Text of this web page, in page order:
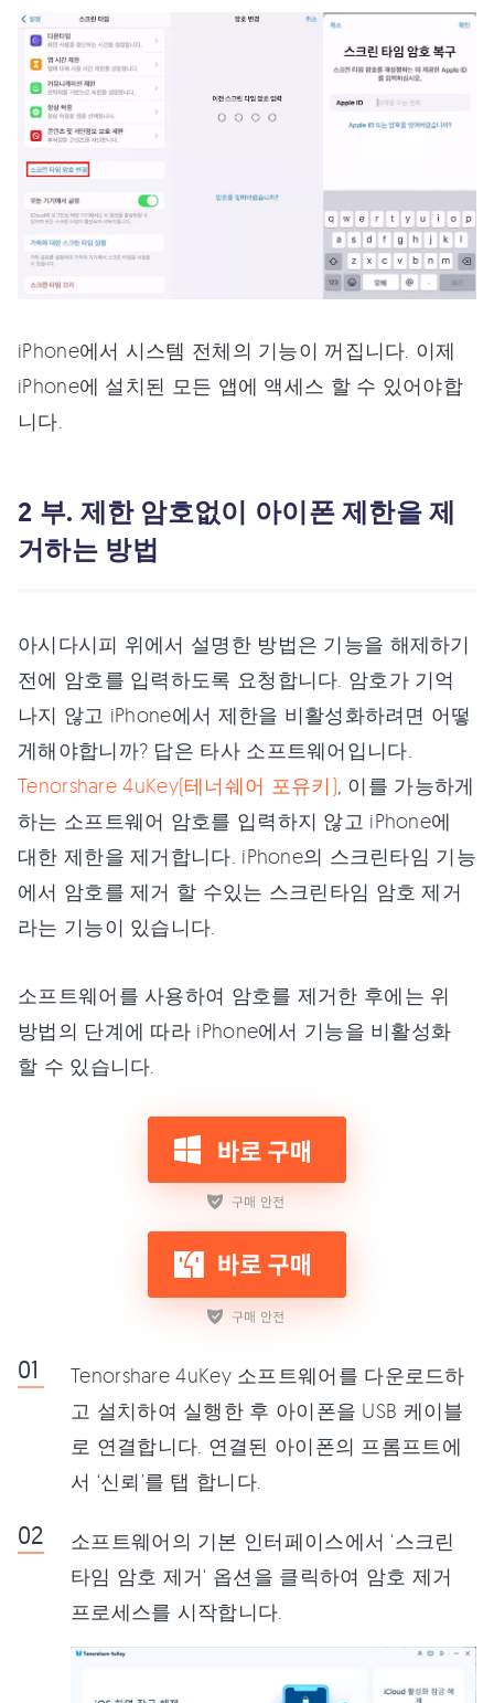
iPhone에서 시스템 전체의 기능이 꺼집니다. 이제
iPhone에 설치된 모든 앱에 액세스 할 수 있어야합
니다.
2 부. 제한 암호없이 아이폰 제한을 제
거하는 방법
아시다시피 위에서 설명한 방법은 기능을 해제하기
전에 암호를 입력하도록 요청합니다. 암호가 기억
나지 않고 iPhone에서 제한을 비활성화하려면 어떻
게해야합니까? 답은 타사 소프트웨어입니다.
Tenorshare 4uKey(테너쉐어 포유키) , 이를 가능하게
하는 소프트웨어 암호를 입력하지 않고 iPhone에
대한 제한을 제거합니다. iPhone의 스크린타임 기능
에서 암호를 제거 할 수있는 스크린타임 암호 제거
라는 기능이 있습니다.
소프트웨어를 사용하여 암호를 제거한 후에는 위
방법의 단계에 따라 iPhone에서 기능을 비활성화
할 수 있습니다.
Tenorshare 4uKey 소프트웨어를 다운로드하
고 설치하여 실행한 후 아이폰을 USB 케이블
로 연결합니다. 연결된 아이폰의 프롬프트에
서 ‘신뢰’를 탭 합니다.
소프트웨어의 기본 인터페이스에서 '스크린
타임 암호 제거' 옵션을 클릭하여 암호 제거
프로세스를 시작합니다.